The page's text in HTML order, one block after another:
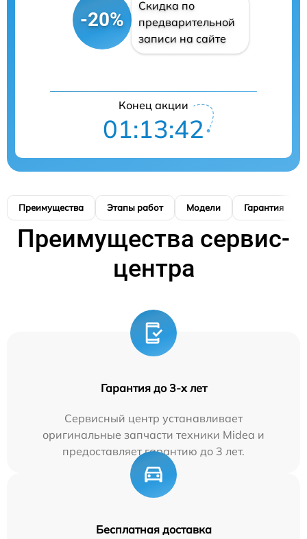
-20%
Скидка по
предварительной
записи на сайте
Конец акции
01:13:41
Преимущества Этапы работ Модели Гарантия
Преимущества сервис-
центра
Гарантия до 3-х лет
Сервисный центр устанавливает
оригинальные запчасти техники Midea и
предоставляет гарантию до 3 лет.
Бесплатная доставка